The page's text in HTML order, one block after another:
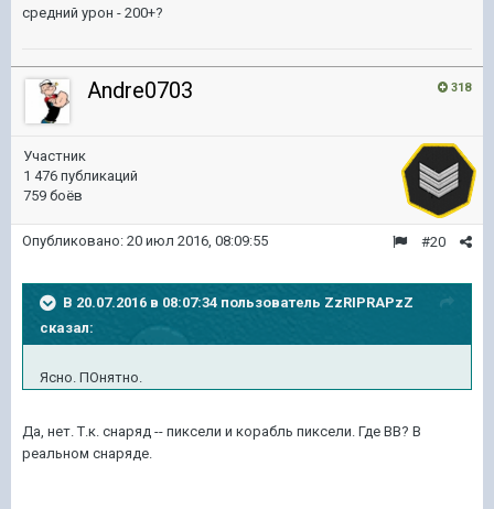
средний урон - 200+?
318
Andre0703
Участник
1 476 публикаций
759 боёв
#20
Опубликовано: 20 июл 2016, 08:09:55
В 20.07.2016 в 08:07:34 пользователь ZzRIPRAPzZ
сказал:
Ясно. ПОнятно.
Да, нет. Т.к. снаряд -- пиксели и корабль пиксели. Где ВВ? В
реальном снаряде.